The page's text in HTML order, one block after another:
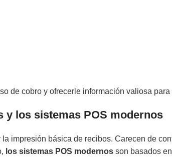
de cobro y ofrecerle información valiosa para
y los sistemas POS modernos
impresión básica de recibos. Carecen de
los sistemas POS modernos son basados